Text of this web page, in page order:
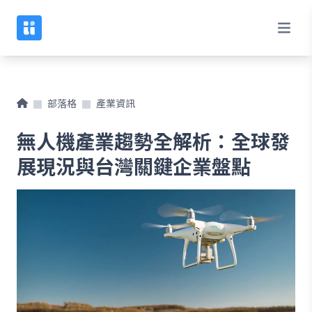
部落格 產業資訊
無人機產業趨勢全解析：全球發
展現況與台灣關鍵企業盤點